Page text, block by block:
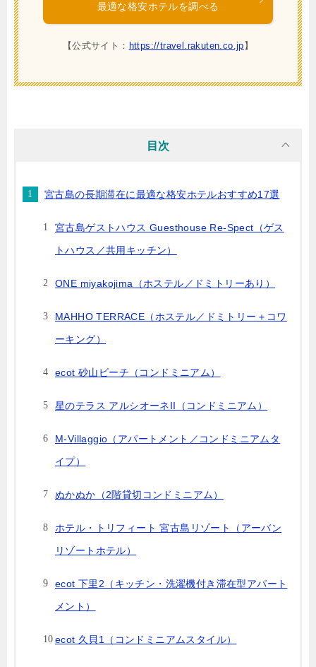
最適な格安ホテルを調べる
【公式サイト： https://travel.rakuten.co.jp 】
目次
宮古島の長期滞在に最適な格安ホテルおすすめ17選
宮古島ゲストハウス Guesthouse Re-Spect（ゲス
トハウス／共用キッチン）
ONE miyakojima（ホステル／ドミトリーあり）
MAHHO TERRACE（ホステル／ドミトリー＋コワ
ーキング）
ecot 砂山ビーチ（コンドミニアム）
星のテラス アルシオーネII（コンドミニアム）
M-Villaggio（アパートメント／コンドミニアムタ
イプ）
ぬかぬか（2階貸切コンドミニアム）
ホテル・トリフィート 宮古島リゾート（アーバン
リゾートホテル）
ecot 下里2（キッチン・洗濯機付き滞在型アパート
メント）
ecot 久貝1（コンドミニアムスタイル）